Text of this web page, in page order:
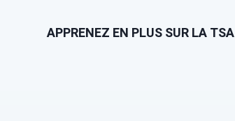
APPRENEZ EN PLUS SUR LA TSA